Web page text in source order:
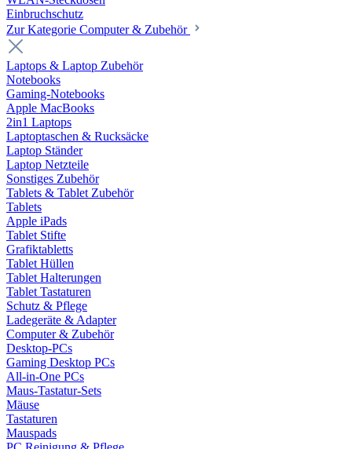
Einbruchschutz
Zur Kategorie Computer & Zubehör
Laptops & Laptop Zubehör
Notebooks
Gaming-Notebooks
Apple MacBooks
2in1 Laptops
Laptoptaschen & Rucksäcke
Laptop Ständer
Laptop Netzteile
Sonstiges Zubehör
Tablets & Tablet Zubehör
Tablets
Apple iPads
Tablet Stifte
Grafiktabletts
Tablet Hüllen
Tablet Halterungen
Tablet Tastaturen
Schutz & Pflege
Ladegeräte & Adapter
Computer & Zubehör
Desktop-PCs
Gaming Desktop PCs
All-in-One PCs
Maus-Tastatur-Sets
Mäuse
Tastaturen
Mauspads